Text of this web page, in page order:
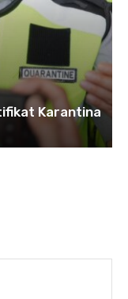
Karantina